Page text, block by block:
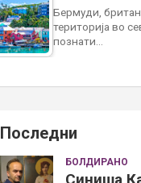
Бермуди,
територија во
познати…
Последни
БОЛДИРАНО
Синиша